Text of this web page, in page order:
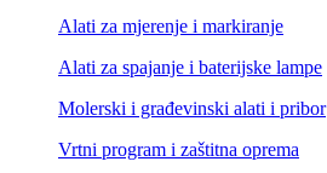
Alati za mjerenje i markiranje
Alati za spajanje i baterijske lampe
Molerski i građevinski alati i pribor
Vrtni program i zaštitna oprema